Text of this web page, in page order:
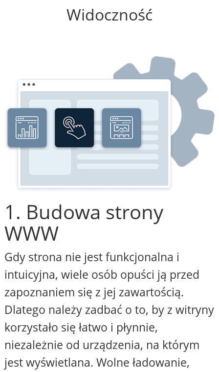
Widoczność
1. Budowa strony
WWW
Gdy strona nie jest funkcjonalna i
intuicyjna, wiele osób opuści ją przed
zapoznaniem się z jej zawartością.
Dlatego należy zadbać o to, by z witryny
korzystało się łatwo i płynnie,
niezależnie od urządzenia, na którym
jest wyświetlana. Wolne ładowanie,